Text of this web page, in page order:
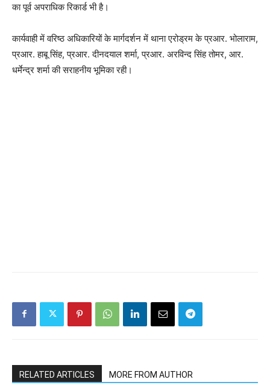
का पूर्व अपराधिक रिकार्ड भी है।
कार्यवाही में वरिष्ठ अधिकारियों के मार्गदर्शन में थाना एरोड्रम के प्रआर. भोलाराम,
प्रआर. हाबू सिंह, प्रआर. दीनदयाल शर्मा, प्रआर. अरविन्द सिंह तोमर, आर.
धर्मेन्द्र शर्मा की सराहनीय भूमिका रही।
RELATED ARTICLES MORE FROM AUTHOR